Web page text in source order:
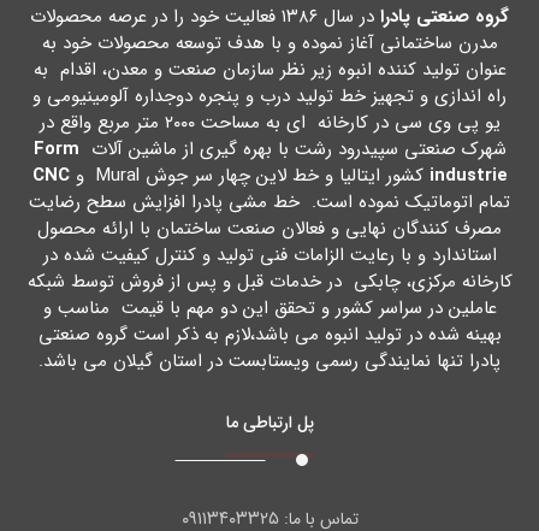
گروه صنعتی پادرا
در سال ۱۳۸۶ فعالیت خود را در عرصه محصولات
مدرن ساختمانی آغاز نموده و با هدف توسعه محصولات خود به
عنوان تولید کننده انبوه زیر نظر سازمان صنعت و معدن، اقدام به
راه اندازي و تجهیز خط تولید درب و پنجره دوجداره آلومینیومی و
یو پی وي سی در کارخانه اي به مساحت ۲۰۰۰ متر مربع واقع در
شهرك صنعتی سپیدرود رشت با بهره گیري از ماشین آلات Form
industrie کشور ایتالیا و خط لاین چهار سر جوش Mural و
CNC
تمام اتوماتیک نموده است. خط مشی پادرا افزایش سطح رضایت
مصرف کنندگان نهایی و فعالان صنعت ساختمان با ارائه محصول
استاندارد و با رعایت الزامات فنی تولید و کنترل کیفیت شده در
کارخانه مرکزي، چابکی در خدمات قبل و پس از فروش توسط شبکه
عاملین در سراسر کشور و تحقق این دو مهم با قیمت مناسب و
بهینه شده در تولید انبوه می باشد،لازم به ذکر است گروه صنعتی
پادرا تنها نمایندگی رسمی ویستابست در استان گیلان می باشد.
پل ارتباطی ما
تماس با ما:۰۹۱۱۳۴۰۳۳۲۵